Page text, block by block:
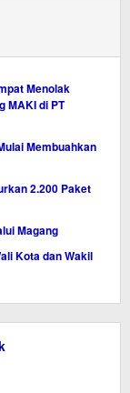
Menolak
MAKI di PT
Membuahkan
2.200 Paket
Magang
Kota dan Wakil